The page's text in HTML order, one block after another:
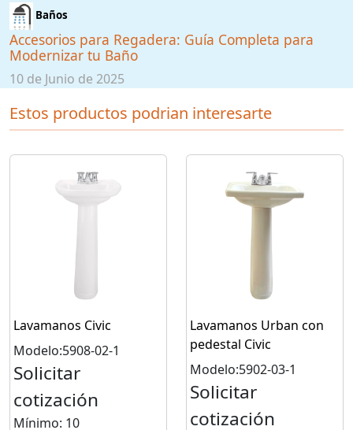
Baños
Accesorios para Regadera: Guía Completa para
Modernizar tu Baño
10 de Junio de 2025
Estos productos podrian interesarte
Lavamanos Civic
Modelo:5908-02-1
Solicitar
cotización
Mínimo: 10
Lavamanos Urban con
pedestal Civic
Modelo:5902-03-1
Solicitar
cotización